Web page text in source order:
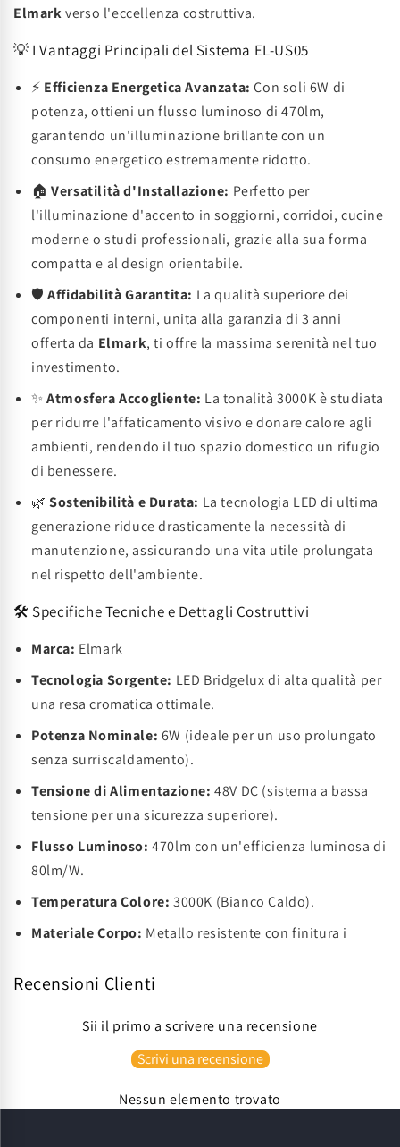
Elmarkverso l'eccellenza costruttiva.
💡 I Vantaggi Principali del Sistema EL-US05
⚡ Efficienza Energetica Avanzata: Con soli 6W di
potenza, ottieni un flusso luminoso di 470lm,
garantendo un'illuminazione brillante con un
consumo energetico estremamente ridotto.
🏠Versatilità d'Installazione: Perfetto per
l'illuminazione d'accento in soggiorni, corridoi, cucine
moderne o studi professionali, grazie alla sua forma
compatta e al design orientabile.
🛡️Affidabilità Garantita: La qualità superiore dei
componenti interni, unita alla garanzia di 3 anni
offerta da Elmark, ti offre la massima serenità nel tuo
investimento.
✨Atmosfera Accogliente: La tonalità 3000K è studiata
per ridurre l'affaticamento visivo e donare calore agli
ambienti, rendendo il tuo spazio domestico un rifugio
di benessere.
🌿Sostenibilità e Durata: La tecnologia LED di ultima
generazione riduce drasticamente la necessità di
manutenzione, assicurando una vita utile prolungata
nel rispetto dell'ambiente.
🛠️ Specifiche Tecniche e Dettagli Costruttivi
Marca: Elmark
Tecnologia Sorgente: LED Bridgelux di alta qualità per
una resa cromatica ottimale.
Potenza Nominale: 6W (ideale per un uso prolungato
senza surriscaldamento).
Tensione di Alimentazione: 48V DC (sistema a bassa
tensione per una sicurezza superiore).
Flusso Luminoso: 470lm con un'efficienza luminosa di
80lm/W.
Temperatura Colore: 3000K (Bianco Caldo).
Materiale Corpo: Metallo resistente con finitura i
Recensioni Clienti
Sii il primo a scrivere una recensione
Scrivi una recensione
Nessun elemento trovato